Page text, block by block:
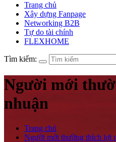
Trang chủ
Xây dựng Fanpage
Networking B2B
Tự do tài chính
FLEXHOME
Tìm kiếm:
Người mới
nhuận
Trang chủ
Người mới thường thích lợi